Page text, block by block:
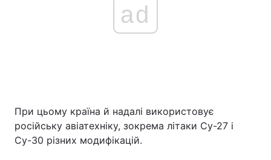
ad
При цьому країна й надалі використовує
російську авіатехніку, зокрема літаки Су-27 і
Су-30 різних модифікацій.